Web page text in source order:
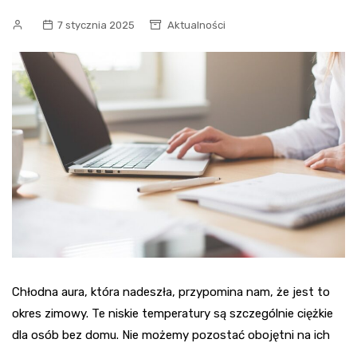
7 stycznia 2025 Aktualności
Chłodna aura, która nadeszła, przypomina nam, że jest to
okres zimowy. Te niskie temperatury są szczególnie ciężkie
dla osób bez domu. Nie możemy pozostać obojętni na ich